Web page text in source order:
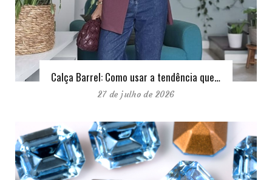
Calça Barrel: Como usar a tendência que…
27 de julho de 2026